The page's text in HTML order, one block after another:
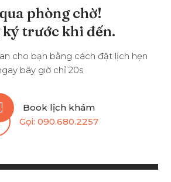
phòng chờ!
trước khi đến.
cho bạn bằng cách đặt lịch hẹn
bây giờ chỉ 20s
Book lịch khám
Gọi: 090.680.2257